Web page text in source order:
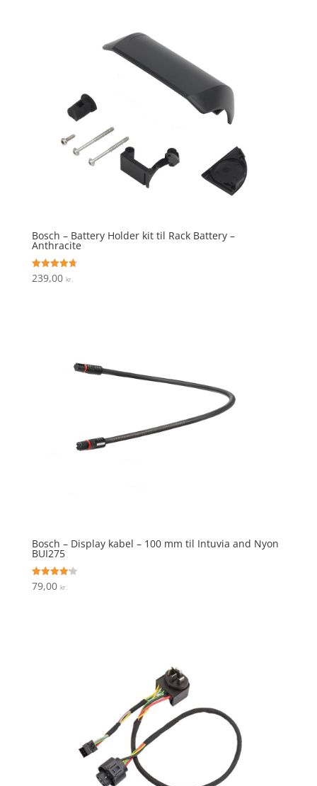
Bosch – Battery Holder kit til Rack Battery –
Anthracite
Vurderet
4.7
239,00 kr.
Bosch – Display kabel – 100 mm til Intuvia and Nyon
BUI275
Vurderet
4.2
79,00 kr.